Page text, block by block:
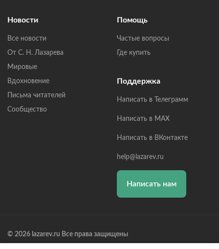
Новости
Все новости
От С. Н. Лазарева
Мировые
Вдохновение
Письма читателей
Сообщество
Помощь
Частые вопросы
Где купить
Поддержка
Написать в Телеграмм
Написать в MAX
Написать в ВКонтакте
help@lazarev.ru
Написать нам
© 2026 lazarev.ru Все права защищены